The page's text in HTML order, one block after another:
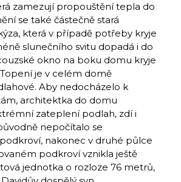
zamezují propouštění tepla do
se také částečně stará
která v případě potřeby kryje
slunečního svitu dopadá i do
okno na boku domu kryje
Topení je v celém domě
. Aby nedocházelo k
architektka do domu
zateplení podlah, zdí i
nepočítalo se
nakonec v druhé půlce
podkroví vznikla ještě
jednotka o rozloze 76 metrů,